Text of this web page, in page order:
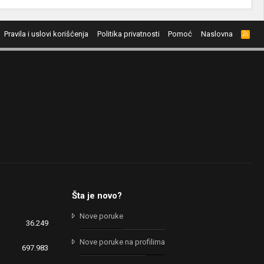
Pravila i uslovi korišćenja Politika privatnosti Pomoć Naslovna
R
S
S
36.249
697.983
Šta je novo?
Nove poruke
Nove poruke na profilima